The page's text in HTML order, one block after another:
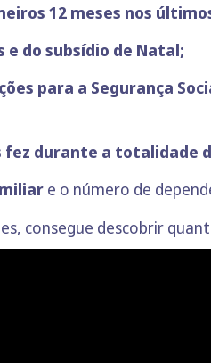
12 meses nos
do subsídio de Natal;
para a Segurança
fez durante a totalidade
e o número de
consegue descobrir